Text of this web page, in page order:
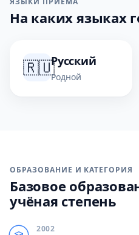
На каких языках
🇷🇺Русский
Родной
ОБРАЗОВАНИЕ И КАТЕГОРИЯ
Базовое
учёная степень
2002